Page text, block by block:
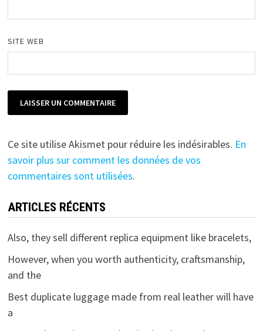
SITE WEB
Ce site utilise Akismet pour réduire les indésirables. En
savoir plus sur comment les données de vos
commentaires sont utilisées.
ARTICLES RÉCENTS
Also, they sell different replica equipment like bracelets,
However, when you worth authenticity, craftsmanship,
and the
Best duplicate luggage made from real leather will have
a